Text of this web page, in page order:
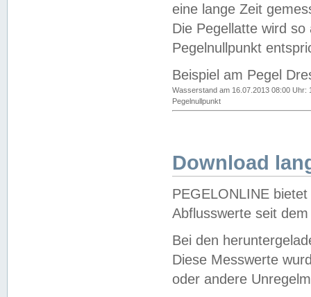
eine lange Zeit
Die Pegellatte wird
Pegelnullpunkt
Beispiel am Pegel
Wasserstand am 16.07.2013 08:00 Uhr:
Pegelnullpunkt
Download
PEGELONLINE
Abflusswerte seit
Bei den
Diese Messwerte
oder andere